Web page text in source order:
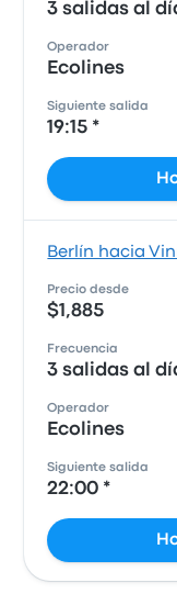
3 salidas al
Operador
Ecolines
Siguiente salida
19:15 *
Berlín hacia
Precio desde
$1,885
Frecuencia
3 salidas al
Operador
Ecolines
Siguiente salida
22:00 *